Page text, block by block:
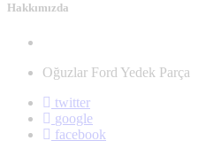
Hakkımızda
Oğuzlar Ford Yedek Parça
twitter
google
facebook